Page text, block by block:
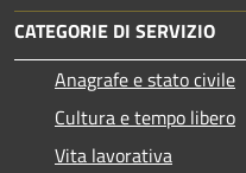
CATEGORIE DI SERVIZIO
Anagrafe e stato civile
Cultura e tempo libero
Vita lavorativa